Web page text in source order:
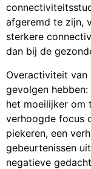
afgeremd te zijn,
sterkere
dan bij de
Overactiviteit van
gevolgen
het moeilijker om
verhoogde focus
piekeren, een
gebeurtenissen
negatieve